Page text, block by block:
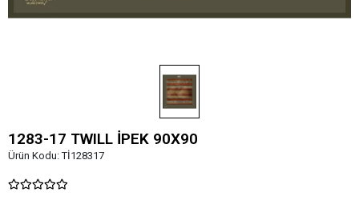
1283-17 TWILL İPEK 90X90
Ürün Kodu:Tİ128317